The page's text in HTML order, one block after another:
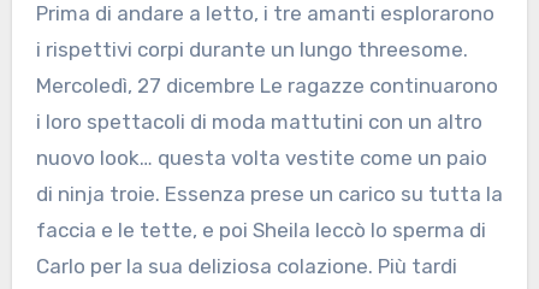
Prima di andare a letto, i tre amanti esplorarono
i rispettivi corpi durante un lungo threesome.
Mercoledì, 27 dicembre Le ragazze continuarono
i loro spettacoli di moda mattutini con un altro
nuovo look… questa volta vestite come un paio
di ninja troie. Essenza prese un carico su tutta la
faccia e le tette, e poi Sheila leccò lo sperma di
Carlo per la sua deliziosa colazione. Più tardi